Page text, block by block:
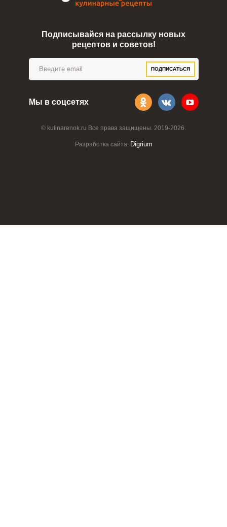
© kulinarenok.ru Все права защищены. 2019-2026.
Разработка сайта: Digrium
Подписывайся на рассылку новых
рецептов и советов!
ПОДПИСАТЬСЯ
Мы в соцсетях